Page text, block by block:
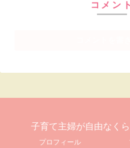
コメント
子育て主婦が自由なく
プロフィール